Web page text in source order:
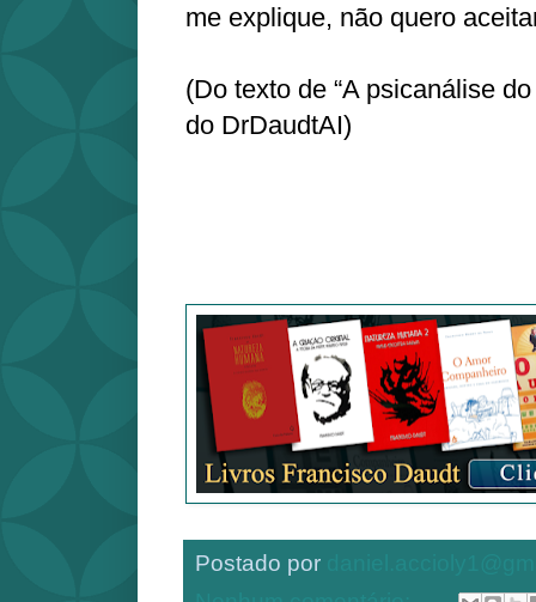
me explique, não quero
(Do texto de “A psicanálise
do DrDaudtAI)
Postado por